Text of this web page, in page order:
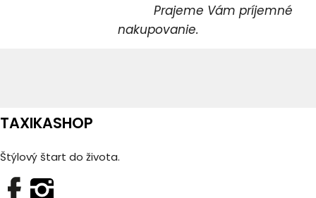
Prajeme Vám príjemné
nakupovanie.
TAXIKASHOP
Štýlový štart do života.